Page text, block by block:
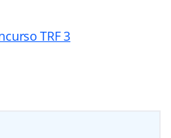
TRF 3